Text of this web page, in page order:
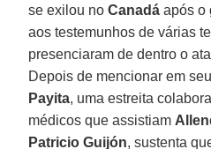
se exilou noCanadá após o
aos testemunhos de várias
presenciaram de dentro o
Depois de mencionar em
Payita, uma estreita
médicos que assistiam
Patricio Guijón, sustenta